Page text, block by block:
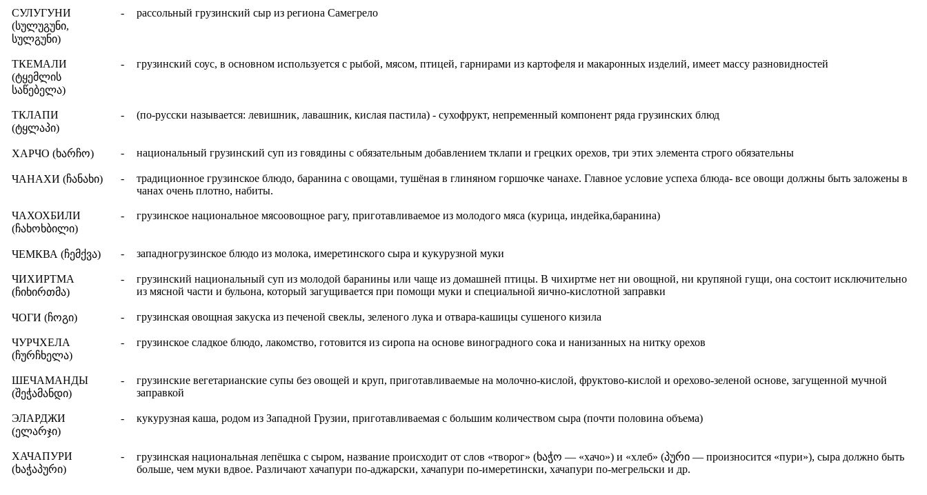
СУЛУГУНИ
(სულუგუნი,
სულგუნი)
- рассольный грузинский сыр из региона Самегрело
ТКЕМАЛИ
(ტყემლის
საწებელა)
- грузинский соус, в основном используется с рыбой, мясом, птицей, гарнирами из картофеля и макаронных изделий, имеет массу разновидностей
ТКЛАПИ
(ტყლაპი)
- (по-русски называется: левишник, лавашник, кислая пастила) - сухофрукт, непременный компонент ряда грузинских блюд
ХАРЧО (ხარჩო) - национальный грузинский суп из говядины с обязательным добавлением тклапи и грецких орехов, три этих элемента строго обязательны
ЧАНАХИ (ჩანახი) -
традиционное грузинское блюдо, баранина с овощами, тушёная в глиняном горшочке чанахе. Главное условие успеха блюда- все овощи должны быть заложены в
чанах очень плотно, набиты.
ЧАХОХБИЛИ
(ჩახოხბილი)
- грузинское национальное мясоовощное рагу, приготавливаемое из молодого мяса (курица, индейка,баранина)
ЧЕМКВА (ჩემქვა) - западногрузинское блюдо из молока, имеретинского сыра и кукурузной муки
ЧИХИРТМА
(ჩიხირთმა)
-
грузинский национальный суп из молодой баранины или чаще из домашней птицы. В чихиртме нет ни овощной, ни крупяной гущи, она состоит исключительно
из мясной части и бульона, который загущивается при помощи муки и специальной яично-кислотной заправки
ЧОГИ (ჩოგი) - грузинская овощная закуска из печеной свеклы, зеленого лука и отвара-кашицы сушеного кизила
ЧУРЧХЕЛА
(ჩურჩხელა)
- грузинское сладкое блюдо, лакомство, готовится из сиропа на основе виноградного сока и нанизанных на нитку орехов
ШЕЧАМАНДЫ
(შეჭამანდი)
-
грузинские вегетарианские супы без овощей и круп, приготавливаемые на молочно-кислой, фруктово-кислой и орехово-зеленой основе, загущенной мучной
заправкой
ЭЛАРДЖИ
(ელარჯი)
- кукурузная каша, родом из Западной Грузии, приготавливаемая с большим количеством сыра (почти половина объема)
ХАЧАПУРИ
(ხაჭაპური)
-
грузинская национальная лепёшка с сыром, название происходит от слов «творог» (ხაჭო — «хачо») и «хлеб» (პური — произносится «пури»), сыра должно быть
больше, чем муки вдвое. Различают хачапури по-аджарски, хачапури по-имеретински, хачапури по-мегрельски и др.